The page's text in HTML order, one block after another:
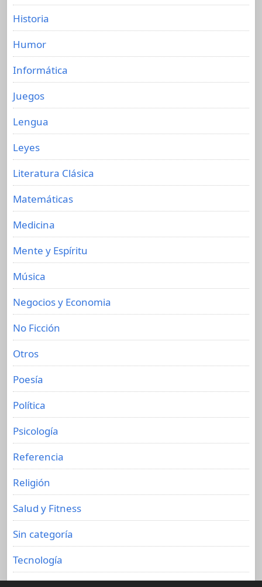
Historia
Humor
Informática
Juegos
Lengua
Leyes
Literatura Clásica
Matemáticas
Medicina
Mente y Espíritu
Música
Negocios y Economia
No Ficción
Otros
Poesía
Política
Psicología
Referencia
Religión
Salud y Fitness
Sin categoría
Tecnología